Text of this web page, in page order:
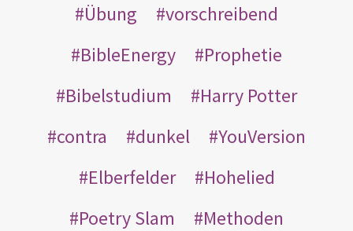
Übung
vorschreibend
BibleEnergy
Prophetie
Bibelstudium
Harry Potter
contra
dunkel
YouVersion
Elberfelder
Hohelied
Poetry Slam
Methoden